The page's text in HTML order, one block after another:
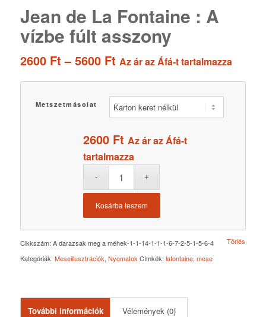
Jean de La Fontaine : A
vízbe fúlt asszony
2600 Ft – 5600 FtÁrtartomány:
5600 Ft
Az ár az Áfá-t tartalmazza
Metszetmásolat
Törlés
2600 Ft Az ár az Áfá-t
tartalmazza
Kosárba teszem
Cikkszám: A darazsak meg a méhek-1-1-14-1-1-1-6-7-2-5-1-5-6-4
Kategóriák: Meseillusztrációk, Nyomatok Címkék: lafontaine, mese
További információk Vélemények (0)